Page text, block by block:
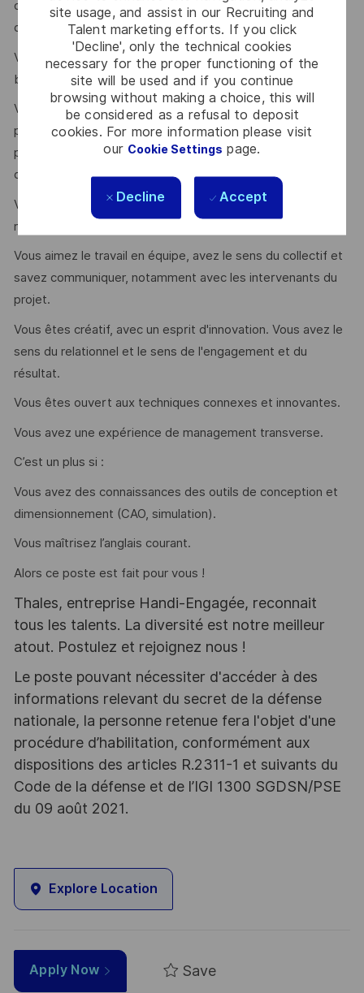
site usage, and assist in our Recruiting and
Talent marketing efforts. If you click
'Decline', only the technical cookies
necessary for the proper functioning of the
site will be used and if you continue
browsing without making a choice, this will
be considered as a refusal to deposit
cookies. For more information please visit
our Cookie Settings page.
Decline Accept
optronique mais aussi une appétence pour d’autres
disciplines, notamment la mécanique générale.
Vous êtes à l’aise dans la rédaction des spécifications du
besoin.
Vous avez connaissance des outils de résolution de
problèmes et de recherche de cause racine, de gestion de
projet, de capitalisation, de diffusion et partage des
données techniques.
Vous avez une capacité de synthèse, d’analyse et de
reporting qui vous permet d’entrainer et de convaincre.
Vous aimez le travail en équipe, avez le sens du collectif et
savez communiquer, notamment avec les intervenants du
projet.
Vous êtes créatif, avec un esprit d'innovation. Vous avez le
sens du relationnel et le sens de l'engagement et du
résultat.
Vous êtes ouvert aux techniques connexes et innovantes.
Vous avez une expérience de management transverse.
C’est un plus si :
Vous avez des connaissances des outils de conception et
dimensionnement (CAO, simulation).
Vous maîtrisez l’anglais courant.
Alors ce poste est fait pour vous !
Thales, entreprise Handi-Engagée, reconnait
tous les talents. La diversité est notre meilleur
atout. Postulez et rejoignez nous !
Le poste pouvant nécessiter d'accéder à des
informations relevant du secret de la défense
nationale, la personne retenue fera l'objet d'une
procédure d’habilitation, conformément aux
dispositions des articles R.2311-1 et suivants du
Code de la défense et de l’IGI 1300 SGDSN/PSE
du 09 août 2021.
Explore Location
Apply Now Save